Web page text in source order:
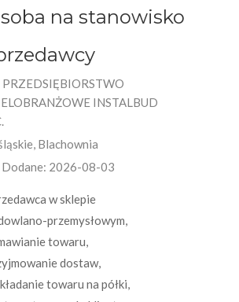
na stanowisko
PRZEDSIĘBIORSTWO
INSTALBUD
Blachownia
Dodane: 2026-08-03
w sklepie
przemysłowym,
towaru,
dostaw,
towaru na półki,